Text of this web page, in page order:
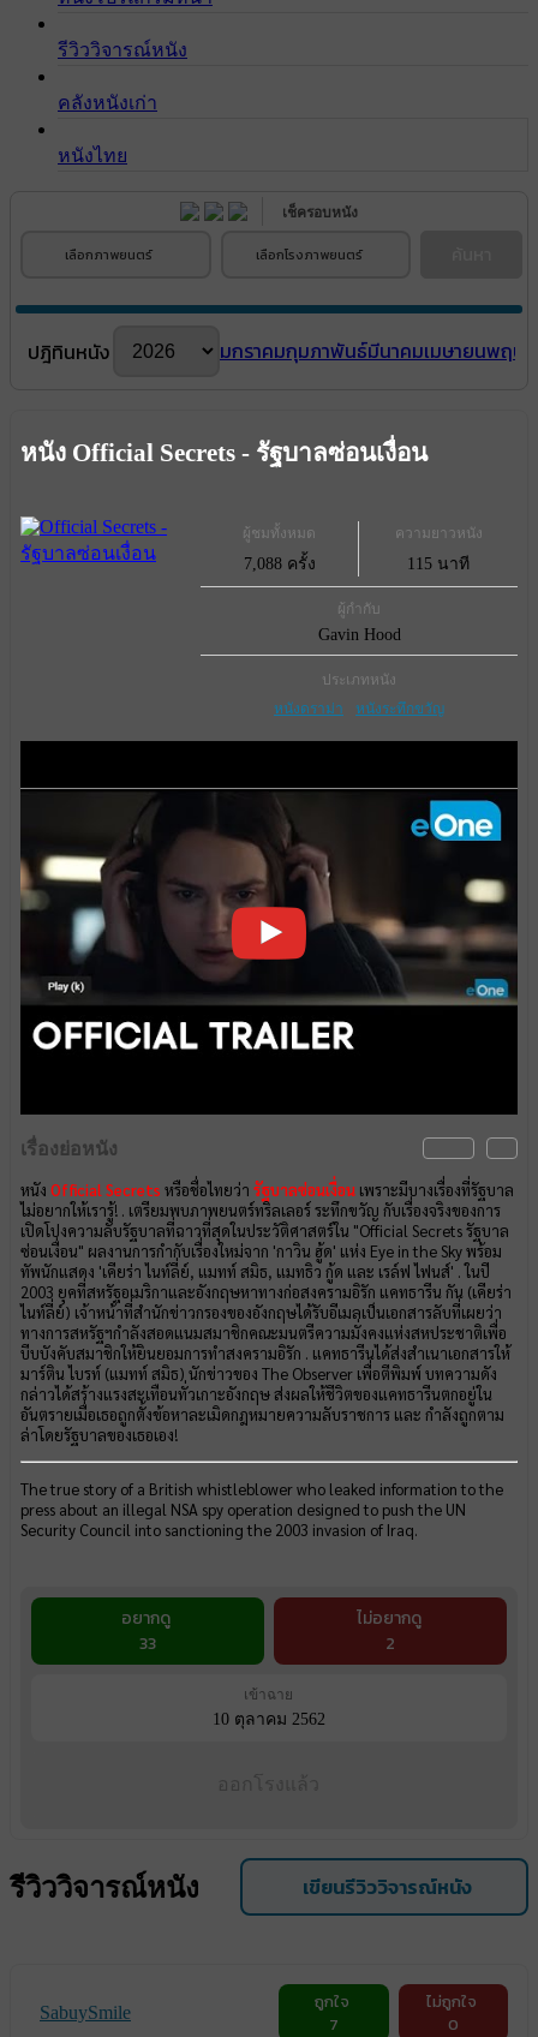
รีวิววิจารณ์หนัง
คลังหนังเก่า
หนังไทย
เช็ครอบหนัง
เลือกภาพยนตร์ เลือกโรงภาพยนตร์
ปฎิทินหนัง มกราคมกุมภาพันธ์มีนาคมเมษายนพฤษ
ผู้ชมทั้งหมด
7,088 ครั้ง
ความยาวหนัง
115 นาที
ผู้กำกับ
Gavin Hood
ประเภทหนัง
หนังดราม่า
หนังระทึกขวัญ
หนัง Official Secrets - รัฐบาลซ่อนเงื่อน
เรื่องย่อหนัง
หนัง Official Secrets หรือชื่อไทยว่า รัฐบาลซ่อนเงื่อน เพราะมีบางเรื่องที่รัฐบาล
ไม่อยากให้เรารู้! . เตรียมพบภาพยนตร์ทริลเลอร์ ระทึกขวัญ กับเรื่องจริงของการ
เปิดโปงความลับรัฐบาลที่ฉาวที่สุดในประวัติศาสตร์ใน "Official Secrets รัฐบาล
ซ่อนเงื่อน" ผลงานการกำกับเรื่องใหม่จาก 'กาวิน ฮู้ด' แห่ง Eye in the Sky พร้อม
ทัพนักแสดง 'เคียร่า ไนท์ลี่ย์, แมทท์ สมิธ, แมทธิว กู้ด และ เรล์ฟ ไฟนส์' . ในปี
2003 ยุคที่สหรัฐอเมริกาและอังกฤษหาทางก่อสงครามอิรัก แคทธารีน กัน (เคียร่า
ไนท์ลี่ย์) เจ้าหน้าที่สำนักข่าวกรองของอังกฤษได้รับอีเมลเป็นเอกสารลับที่เผยว่า
ทางการสหรัฐฯกำลังสอดแนมสมาชิกคณะมนตรีความมั่งคงแห่งสหประชาติเพื่อ
บีบบังคับสมาชิกให้ยินยอมการทำสงครามอิรัก . แคทธารีนได้ส่งสำเนาเอกสารให้
มาร์ติน ไบรท์ (แมทท์ สมิธ) นักข่าวของ The Observer เพื่อตีพิมพ์ บทความดัง
กล่าวได้สร้างแรงสะเทือนทั่วเกาะอังกฤษ ส่งผลให้ชีวิตของแคทธารีนตกอยู่ใน
อันตรายเมื่อเธอถูกตั้งข้อหาละเมิดกฎหมายความลับราชการ และ กำลังถูกตาม
ล่าโดยรัฐบาลของเธอเอง!
The true story of a British whistleblower who leaked information to the
press about an illegal NSA spy operation designed to push the UN
Security Council into sanctioning the 2003 invasion of Iraq.
อยากดู
33
ไม่อยากดู
2
เข้าฉาย
10 ตุลาคม 2562
รีวิววิจารณ์หนัง เขียนรีวิววิจารณ์หนัง
SabuySmile
ถูกใจ
7
ไม่ถูกใจ
0